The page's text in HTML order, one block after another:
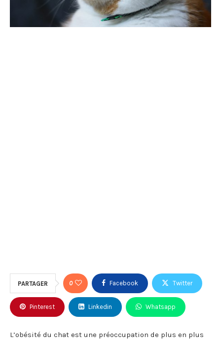
PARTAGER 0 Facebook Twitter
Pinterest Linkedin Whatsapp
L’obésité du chat est une préoccupation de plus en plus